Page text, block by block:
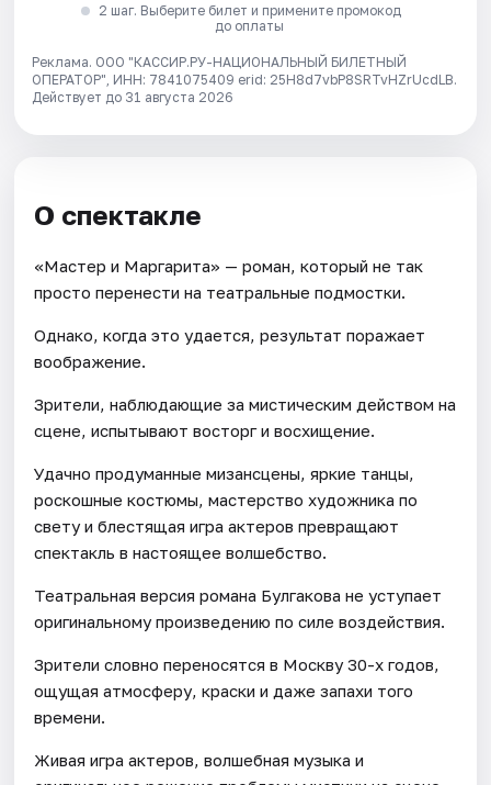
2 шаг. Выберите билет и примените промокод
до оплаты
Реклама. ООО "КАССИР.РУ-НАЦИОНАЛЬНЫЙ БИЛЕТНЫЙ
ОПЕРАТОР", ИНН: 7841075409 erid: 25H8d7vbP8SRTvHZrUcdLB.
Действует до 31 августа 2026
О спектакле
«Мастер и Маргарита» — роман, который не так
просто перенести на театральные подмостки.
Однако, когда это удается, результат поражает
воображение.
Зрители, наблюдающие за мистическим действом на
сцене, испытывают восторг и восхищение.
Удачно продуманные мизансцены, яркие танцы,
роскошные костюмы, мастерство художника по
свету и блестящая игра актеров превращают
спектакль в настоящее волшебство.
Театральная версия романа Булгакова не уступает
оригинальному произведению по силе воздействия.
Зрители словно переносятся в Москву 30-х годов,
ощущая атмосферу, краски и даже запахи того
времени.
Живая игра актеров, волшебная музыка и